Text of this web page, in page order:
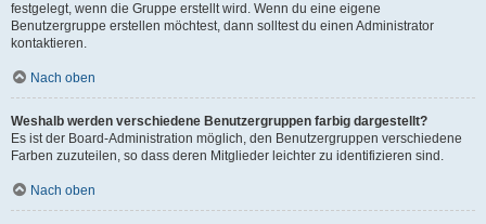
festgelegt, wenn die Gruppe erstellt wird. Wenn du eine eigene
Benutzergruppe erstellen möchtest, dann solltest du einen Administrator
kontaktieren.
Nach oben
Weshalb werden verschiedene Benutzergruppen farbig dargestellt?
Es ist der Board-Administration möglich, den Benutzergruppen verschiedene
Farben zuzuteilen, so dass deren Mitglieder leichter zu identifizieren sind.
Nach oben